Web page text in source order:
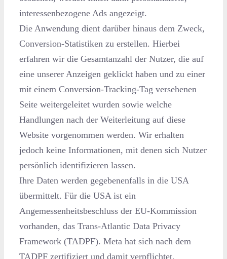
interessenbezogene Ads angezeigt.
Die Anwendung dient darüber hinaus dem Zweck,
Conversion-Statistiken zu erstellen. Hierbei
erfahren wir die Gesamtanzahl der Nutzer, die auf
eine unserer Anzeigen geklickt haben und zu einer
mit einem Conversion-Tracking-Tag versehenen
Seite weitergeleitet wurden sowie welche
Handlungen nach der Weiterleitung auf diese
Website vorgenommen werden. Wir erhalten
jedoch keine Informationen, mit denen sich Nutzer
persönlich identifizieren lassen.
Ihre Daten werden gegebenenfalls in die USA
übermittelt. Für die USA ist ein
Angemessenheitsbeschluss der EU-Kommission
vorhanden, das Trans-Atlantic Data Privacy
Framework (TADPF). Meta hat sich nach dem
TADPF zertifiziert und damit verpflichtet,